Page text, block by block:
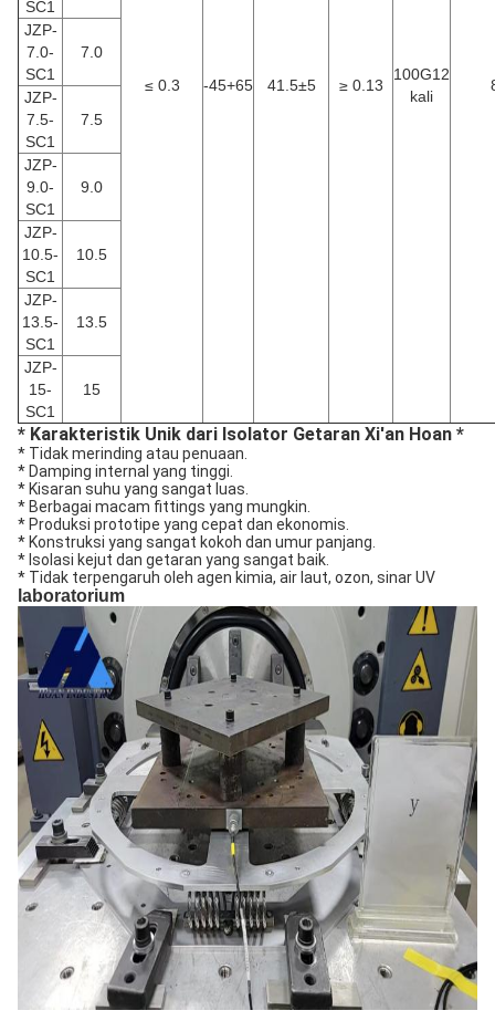
≤ 0.3 -45+65 41.5±5 ≥ 0.13
100G12
kali
SC1
JZP-
7.0-
SC1
7.0
JZP-
7.5-
SC1
7.5
JZP-
9.0-
SC1
9.0
JZP-
10.5-
SC1
10.5
JZP-
13.5-
SC1
13.5
JZP-
15-
SC1
15
* Karakteristik Unik dari Isolator Getaran Xi'an Hoan *
* Tidak merinding atau penuaan.
* Damping internal yang tinggi.
* Kisaran suhu yang sangat luas.
* Berbagai macam fittings yang mungkin.
* Produksi prototipe yang cepat dan ekonomis.
* Konstruksi yang sangat kokoh dan umur panjang.
* Isolasi kejut dan getaran yang sangat baik.
* Tidak terpengaruh oleh agen kimia, air laut, ozon, sinar UV
laboratorium